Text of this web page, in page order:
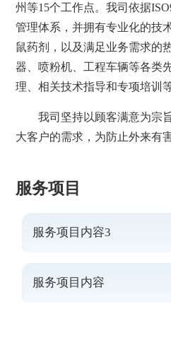
州等15个工作点。我司依据
管理体系，并拥有专业化的技
鼠药剂，以及满足业务需求的
器、喷粉机、工程车辆等各类
理、相关技术指导和专项培训等
我司坚持以顾客满意为宗
大客户的需求，为防止外来有
服务项目
服务项目内容3
服务项目内容